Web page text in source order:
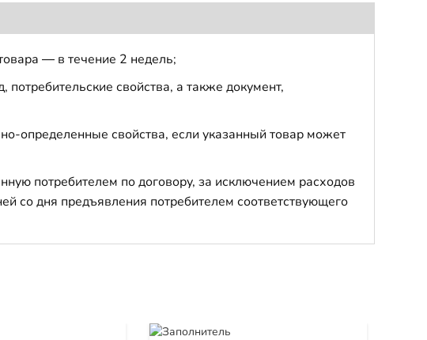
— в течение 2 недель;
свойства, а также документ,
определенные свойства, если указанный товар может
потребителем по договору, за исключением расходов
со дня предъявления потребителем соответствующего